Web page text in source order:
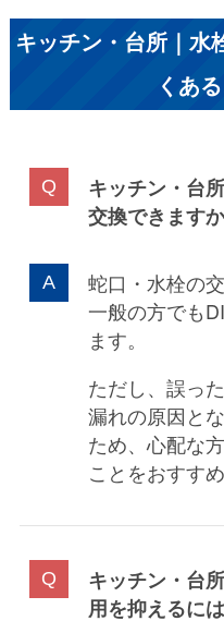
キッチン・台所｜水
くあ
キッチン・台
交換できます
蛇口・水栓の
一般の方でも
ます。
ただし、誤っ
漏れの原因と
ため、心配な
ことをおすす
キッチン・台
用を抑えるに